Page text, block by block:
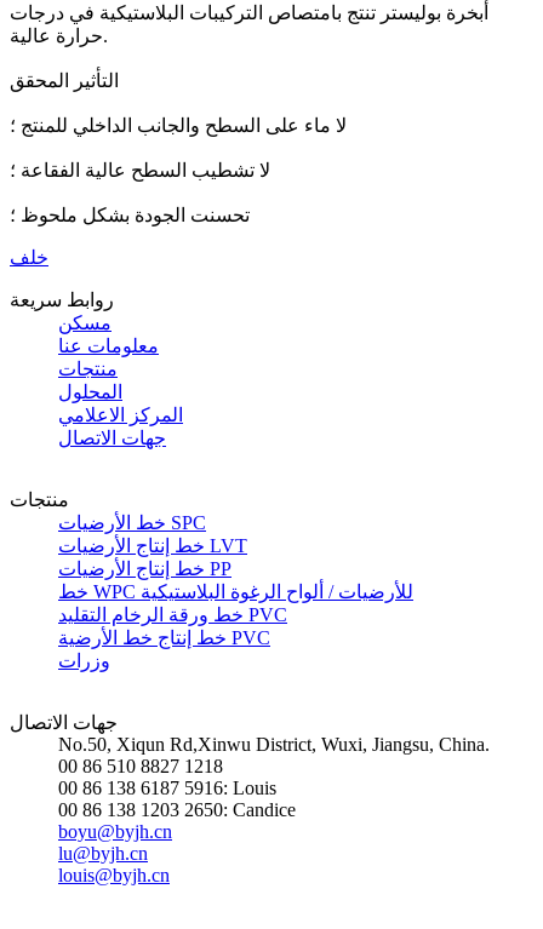
أبخرة بوليستر تنتج بامتصاص التركيبات البلاستيكية في درجات
حرارة عالية.
التأثير المحقق
لا ماء على السطح والجانب الداخلي للمنتج ؛
لا تشطيب السطح عالية الفقاعة ؛
تحسنت الجودة بشكل ملحوظ ؛
خلف
روابط سريعة
مسكن
معلومات عنا
منتجات
المحلول
المركز الاعلامي
جهات الاتصال
منتجات
خط الأرضيات SPC
خط إنتاج الأرضيات LVT
خط إنتاج الأرضيات PP
خط WPC للأرضيات / ألواح الرغوة البلاستيكية
خط ورقة الرخام التقليد PVC
خط إنتاج خط الأرضية PVC
وزرات
جهات الاتصال
No.50, Xiqun Rd,Xinwu District, Wuxi, Jiangsu, China.
00 86 510 8827 1218
00 86 138 6187 5916: Louis
00 86 138 1203 2650: Candice
boyu@byjh.cn
lu@byjh.cn
louis@byjh.cn